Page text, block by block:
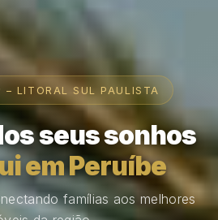
– LITORAL SUL PAULISTA
seus sonhos
em Peruíbe
famílias aos melhores